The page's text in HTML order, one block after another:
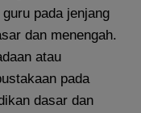
pada jenjang
dan menengah.
atau
pada
dasar dan